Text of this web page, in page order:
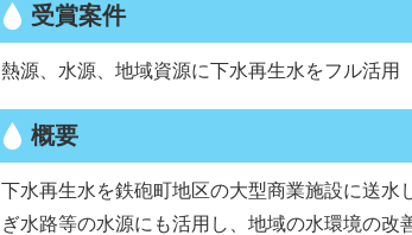
受賞案件
熱源、水源、地域資源に下水再生水をフル活用
概要
下水再生水を鉄砲町地区の大型商業施設に送水
ぎ水路等の水源にも活用し、地域の水環境の改